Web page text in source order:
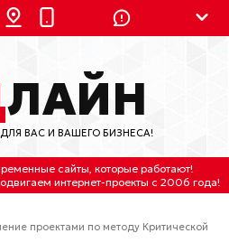
550-9899 (с 2:30 до 11:30 по
по России
653
673
ЛАЙН
ВАС И ВАШЕГО БИЗНЕСА!
сайты, которые работают!
интернет-проекты с 2006 года!
проектами по методу Критической